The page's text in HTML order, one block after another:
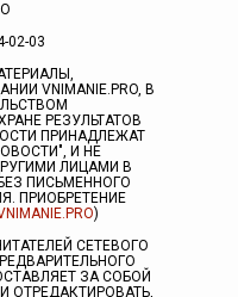
02-03
VNIMANIE.PRO, В
РЕЗУЛЬТАТОВ
ПРИНАДЛЕЖАТ
И НЕ
ЛИЦАМИ В
ПИСЬМЕННОГО
ПРИОБРЕТЕНИЕ
)
СЕТЕВОГО
ЗА СОБОЙ
ОТРЕДАКТИРОВАТЬ,